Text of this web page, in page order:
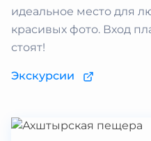
идеальное место для
красивых фото. Вход
стоят!
Экскурсии